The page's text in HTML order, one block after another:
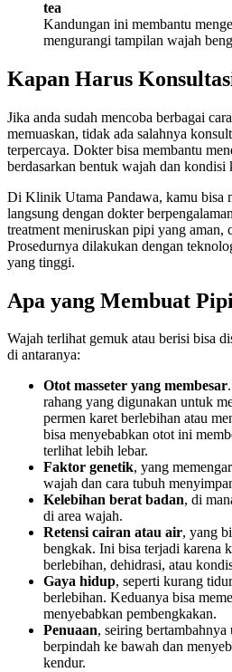
tea
Kandungan ini membantu
mengurangi tampilan wajah
Kapan Harus
Jika anda sudah mencoba berbagai
memuaskan, tidak ada salahnya
terpercaya. Dokter bisa membantu
berdasarkan bentuk wajah dan kondisi
Di Klinik Utama Pandawa, kamu bisa
langsung dengan dokter
treatment meniruskan pipi yang aman,
Prosedurnya dilakukan dengan
yang tinggi.
Apa yang Membuat
Wajah terlihat gemuk atau berisi bisa
di antaranya:
Otot masseter yang membesar
rahang yang digunakan untuk
permen karet berlebihan atau
bisa menyebabkan otot ini
terlihat lebih lebar.
Faktor genetik, yang
wajah dan cara tubuh
Kelebihan berat badan, di
di area wajah.
Retensi cairan atau air, yang
bengkak. Ini bisa terjadi karena
berlebihan, dehidrasi, atau
Gaya hidup, seperti kurang
berlebihan. Keduanya bisa
menyebabkan pembengkakan.
Penuaan, seiring
berpindah ke bawah dan
kendur.